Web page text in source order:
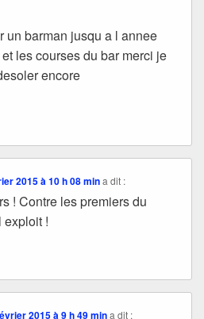
un barman jusqu a l annee
les courses du bar merci je
encore
2015 à 10 h 08 min a dit :
! Contre les premiers du
exploit !
2015 à 9 h 49 min a dit :